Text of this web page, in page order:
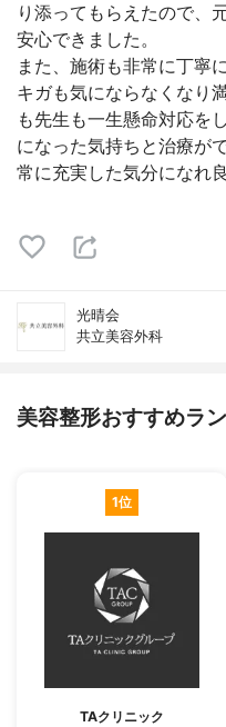
り添ってもらえたので、
安心できました。
また、施術も非常に丁寧
キガも気にならなくなり
も先生も一生懸命対応を
になった気持ちと治療が
常に充実した気分になれ
光晴会
共立美容外科
美容整形おすすめラ
1位
TAクリニック